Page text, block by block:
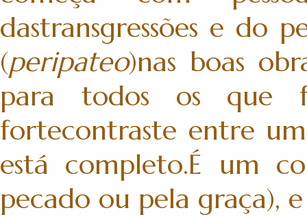
dastransgressões e do
(peripateo)nas boas
para todos os que
fortecontraste entre
está completo.É um
pecado ou pela graça),